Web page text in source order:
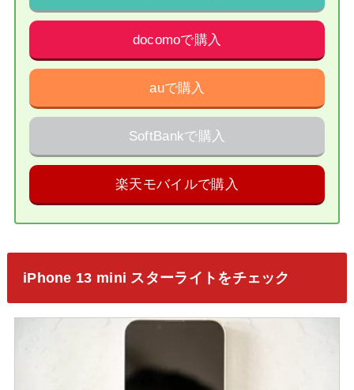
docomoで購入
auで購入
SoftBankで購入
楽天モバイルで購入
iPhone 13 mini スターライトをチェック